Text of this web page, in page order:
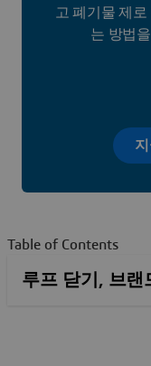
고 폐기물 제
는 방법
Table of Contents